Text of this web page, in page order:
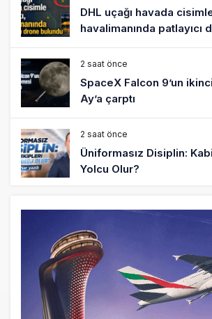
DHL uçağı havada
havalimanında patlayıcı
2 saat önce
SpaceX Falcon 9’un
Ay’a çarptı
2 saat önce
Üniformasız Disiplin:
Yolcu Olur?
ISG’nin terminal
kurtaran hamle
22 saat önce
AJet’ten Yurt İçi
İndirim